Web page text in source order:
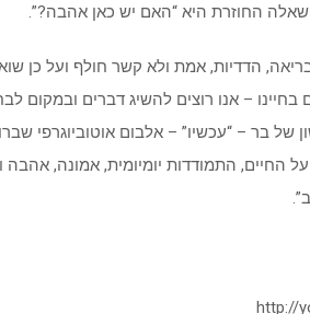
החוזרת היא “האם יש כאן אהבה?”.
הדדיות, אמת ולא קשר חולף ועל כן
– אנו רוצים להשיג דברים ובמקום
בר – “עכשיו” – אלבום אוטוביוגרפי
החיים, התמודדות יומיומית, אמונה,